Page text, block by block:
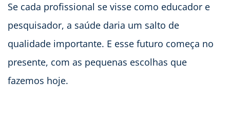
Se cada profissional se visse como educador e
pesquisador, a saúde daria um salto de
qualidade importante. E esse futuro começa no
presente, com as pequenas escolhas que
fazemos hoje.